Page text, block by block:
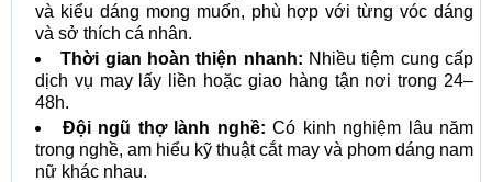
và kiểu dáng mong muốn, phù hợp với từng vóc dáng
và sở thích cá nhân.
Thời gian hoàn thiện nhanh: Nhiều tiệm cung cấp
dịch vụ may lấy liền hoặc giao hàng tận nơi trong 24–
48h.
Đội ngũ thợ lành nghề: Có kinh nghiệm lâu năm
trong nghề, am hiểu kỹ thuật cắt may và phom dáng nam
nữ khác nhau.